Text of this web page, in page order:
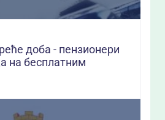
доба - пензионери
на бесплатним